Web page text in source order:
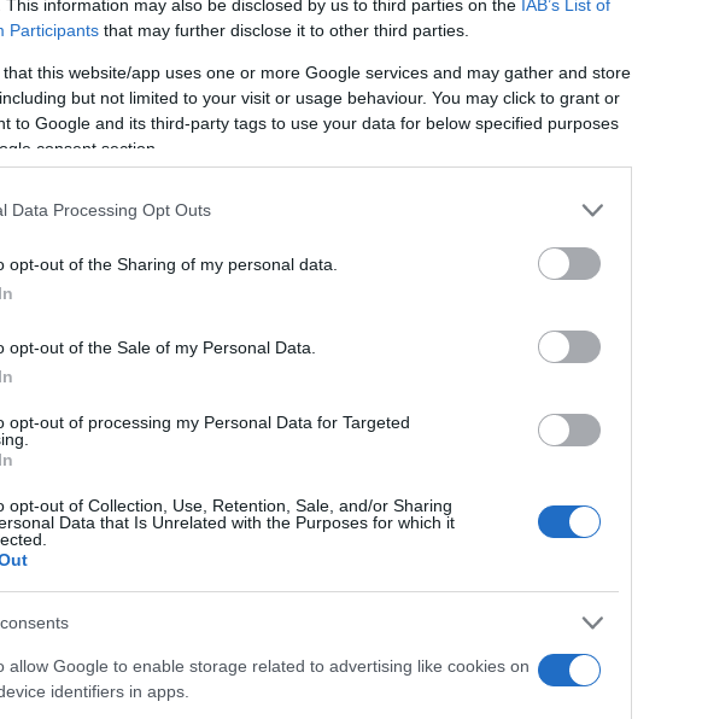
This information may also be disclosed by us to third parties on the IAB’s List of
Participants that may further disclose it to other third parties.
that this website/app uses one or more Google services and may gather and store
but not limited to your visit or usage behaviour. You may click to grant or
to Google and its third-party tags to use your data for below specified purposes
consent section.
Data Processing Opt Outs
opt-out of the Sharing of my personal data.
opt-out of the Sale of my Personal Data.
opt-out of processing my Personal Data for Targeted
opt-out of Collection, Use, Retention, Sale, and/or Sharing
Data that Is Unrelated with the Purposes for which it
allow Google to enable storage related to advertising like cookies on
identifiers in apps.
σε πολύ καλή κατάσταση (φωτ.: Εφορεία
Αγίου Όρους και Film Office της Περιφέρειας
Μακεδονίας)
η γραφομηχανή τηςJoyce Loch, μιας
που κατοίκησε τον βυζαντινό πύργο του
τους πρόσφυγες της Μικρασιατικής
τα παιδιά του Αριστοτέλειου Λυκείου
ταινία «γραφο – μηχανή του χρόνου».
των νεαρών κινηματογραφιστών ήταν οι
που έγιναν το ερέθισμα για να
τους, ανάμεσα σε μύθο και